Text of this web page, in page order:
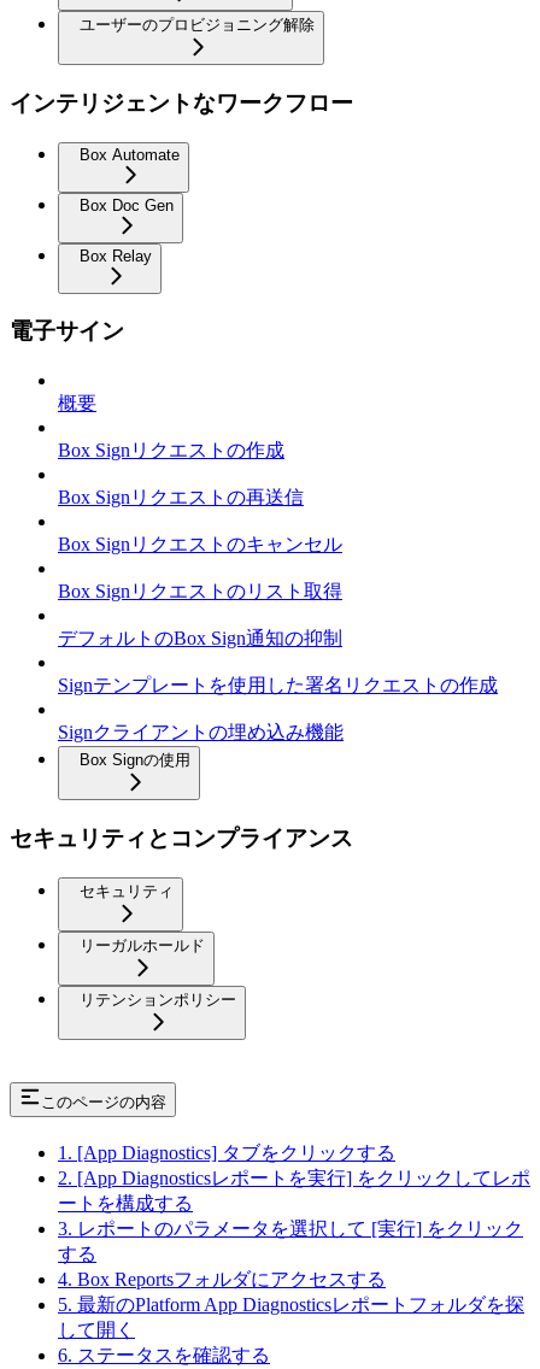
ユーザーのプロビジョニング解除
インテリジェントなワークフロー
Box Automate
Box Doc Gen
Box Relay
電子サイン
概要
Box Signリクエストの作成
Box Signリクエストの再送信
Box Signリクエストのキャンセル
Box Signリクエストのリスト取得
デフォルトのBox Sign通知の抑制
Signテンプレートを使用した署名リクエストの作成
Signクライアントの埋め込み機能
Box Signの使用
セキュリティとコンプライアンス
セキュリティ
リーガルホールド
リテンションポリシー
このページの内容
1. [App Diagnostics] タブをクリックする
2. [App Diagnosticsレポートを実行] をクリックしてレポ
ートを構成する
3. レポートのパラメータを選択して [実行] をクリック
する
4. Box Reportsフォルダにアクセスする
5. 最新のPlatform App Diagnosticsレポートフォルダを探
して開く
6. ステータスを確認する